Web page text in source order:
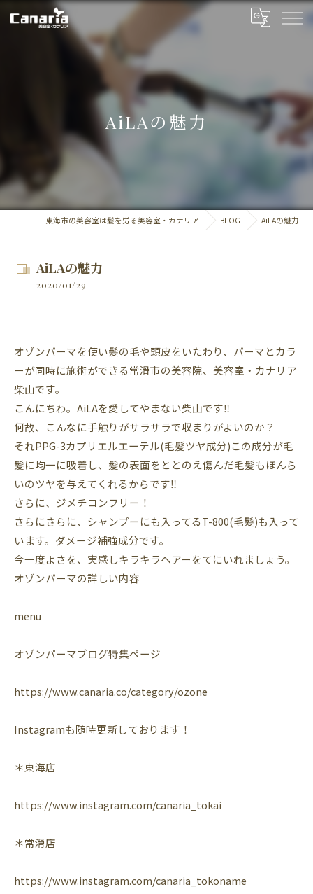
AiLAの魅力
東海市の美容室は髪を労る美容室・カナリア BLOG AiLAの魅力
AiLAの魅力
2020/01/29
オゾンパーマを使い髪の毛や頭皮をいたわり、パーマとカラ
ーが同時に施術ができる常滑市の美容院、美容室・カナリア
柴山です。
こんにちわ。AiLAを愛してやまない柴山です‼️
何故、こんなに手触りがサラサラで収まりがよいのか？
それPPG-3カプリエルエーテル(毛髪ツヤ成分)この成分が毛
髪に均一に吸着し、髪の表面をととのえ傷んだ毛髪もほんら
いのツヤを与えてくれるからです‼️
さらに、ジメチコンフリー！
さらにさらに、シャンプーにも入ってるT-800(毛髪)も入って
います。ダメージ補強成分です。
今一度よさを、実感しキラキラヘアーをてにいれましょう。
オゾンパーマの詳しい内容
menu
オゾンパーマブログ特集ページ
https://www.canaria.co/category/ozone
Instagramも随時更新しております！
＊東海店
https://www.instagram.com/canaria_tokai
＊常滑店
https://www.instagram.com/canaria_tokoname